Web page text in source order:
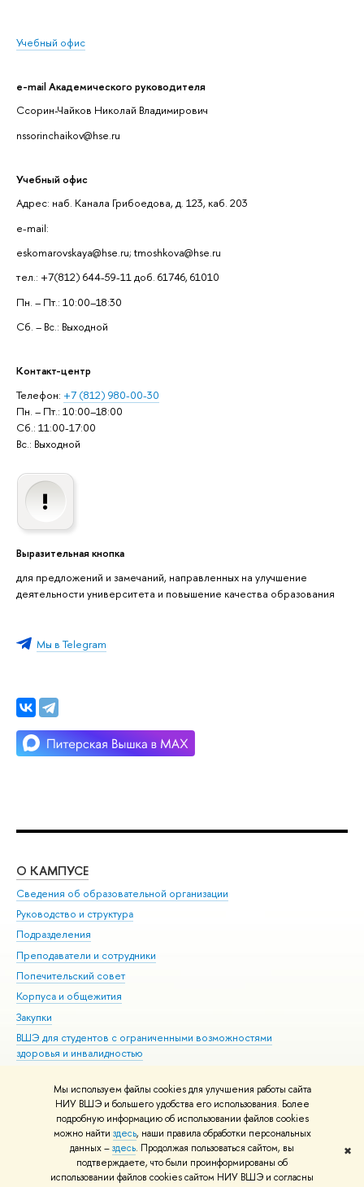
Мы используем файлы cookies для улучшения работы сайта
НИУ ВШЭ и большего удобства его использования. Более
подробную информацию об использовании файлов cookies
можно найти здесь, наши правила обработки персональных
данных –здесь. Продолжая пользоваться сайтом, вы
подтверждаете, что были проинформированы об
использовании файлов cookies сайтом НИУ ВШЭ и согласны
✖
Учебный офис
e-mail Академического руководителя
Ссорин-Чайков Николай Владимирович
nssorinchaikov@hse.ru
Учебный офис
Адрес: наб. Канала Грибоедова, д. 123, каб. 203
e-mail:
eskomarovskaya@hse.ru; tmoshkova@hse.ru
тел.: +7(812) 644-59-11 доб. 61746, 61010
Пн. – Пт.: 10:00–18:30
Сб. – Вс.: Выходной
Контакт-центр
Телефон: +7 (812) 980-00-30
Пн. – Пт.: 10:00–18:00
Сб.: 11:00-17:00
Вс.: Выходной
Выразительная кнопка
для предложений и замечаний, направленных на улучшение
деятельности университета и повышение качества образования
Мы в Telegram
О КАМПУСЕ
Сведения об образовательной организации
Руководство и структура
Подразделения
Преподаватели и сотрудники
Попечительский совет
Корпуса и общежития
Закупки
ВШЭ для студентов с ограниченными возможностями
здоровья и инвалидностью
Единая платежная страница
© НИУ ВШЭ 1993–2026 Адреса и контакты Условия использования